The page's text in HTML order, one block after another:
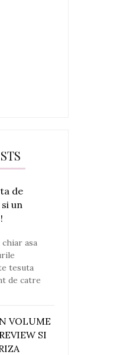
de
un
asa
tesuta
de catre
VOLUME
SI